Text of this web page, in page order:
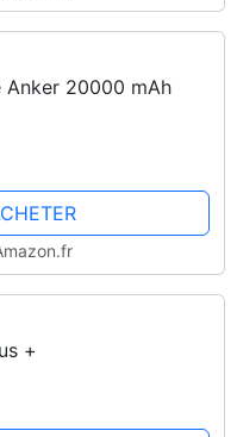
Anker 20000 mAh
+